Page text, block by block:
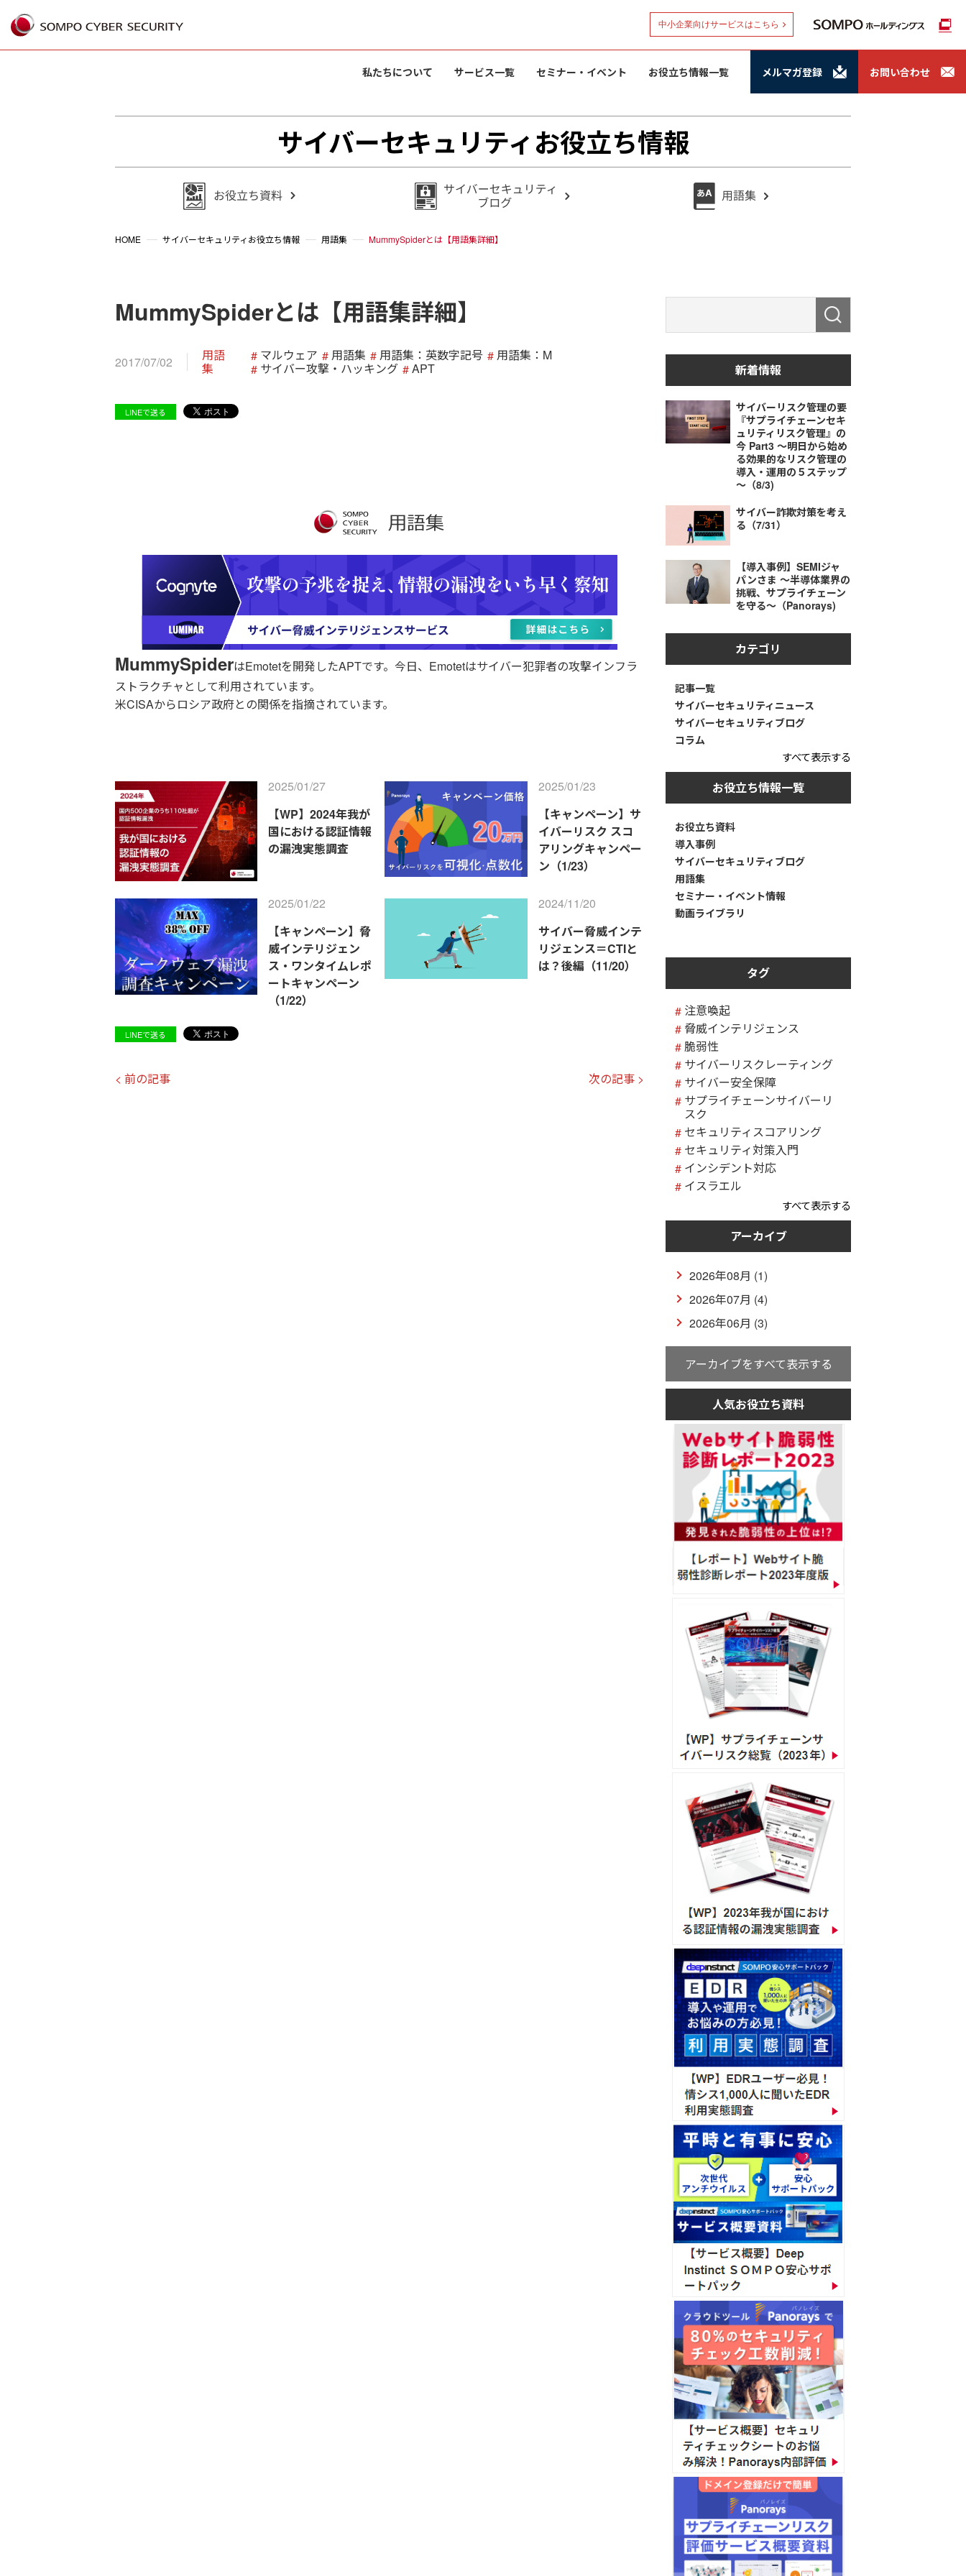
中小企業向けサービスはこちら
私たちについて サービス一覧 セミナー・イベント お役立ち情報一覧 メルマガ登録 お問い合わせ
サイバーセキュリティお役立ち情報
HOME サイバーセキュリティお役立ち情報 用語集 MummySpiderとは【用語集詳細】
MummySpiderとは【用語集詳細】
2017/07/02
用語
集
マルウェア 用語集 用語集：英数字記号
用語集：M
サイバー攻撃・ハッキング
APT
LINEで送る
MummySpiderはEmotetを開発したAPTです。今日、Emotetはサイバー犯罪者の攻撃インフラ
ストラクチャとして利用されています。
米CISAからロシア政府との関係を指摘されています。
2025/01/27
【WP】2024年我が
国における認証情報
の漏洩実態調査
2025/01/23
【キャンペーン】サ
イバーリスク スコ
アリングキャンペー
ン（1/23）
2025/01/22
【キャンペーン】脅
威インテリジェン
ス・ワンタイムレポ
ートキャンペーン
（1/22）
2024/11/20
サイバー脅威インテ
リジェンス＝CTIと
は？後編（11/20）
LINEで送る
< 前の記事 次の記事 >
新着情報
サイバーリスク管理の要
『サプライチェーンセキ
ュリティリスク管理』の
今 Part3 ～明日から始め
る効果的なリスク管理の
導入・運用の５ステップ
～（8/3)
サイバー詐欺対策を考え
る（7/31）
【導入事例】SEMIジャ
パンさま ～半導体業界の
挑戦、サプライチェーン
を守る～（Panorays)
カテゴリ
記事一覧
サイバーセキュリティニュース
サイバーセキュリティブログ
コラム
すべて表示する
お役立ち情報一覧
お役立ち資料
導入事例
サイバーセキュリティブログ
用語集
セミナー・イベント情報
動画ライブラリ
タグ
注意喚起
脅威インテリジェンス
脆弱性
サイバーリスクレーティング
サイバー安全保障
サプライチェーンサイバーリ
スク
セキュリティスコアリング
セキュリティ対策入門
インシデント対応
イスラエル
すべて表示する
アーカイブ
2026年08月 (1)
2026年07月 (4)
2026年06月 (3)
アーカイブをすべて表示する
人気お役立ち資料